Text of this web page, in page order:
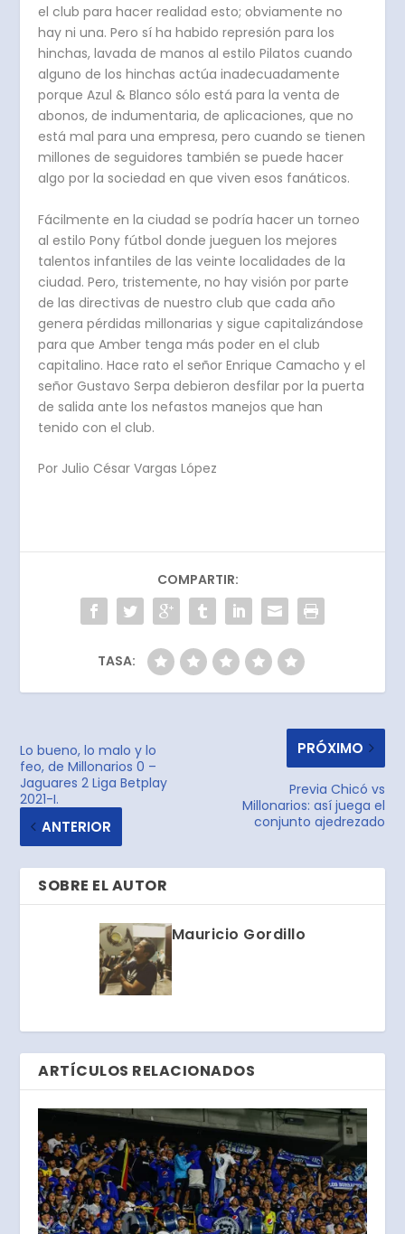
el club para hacer realidad esto; obviamente no
hay ni una. Pero sí ha habido represión para los
hinchas, lavada de manos al estilo Pilatos cuando
alguno de los hinchas actúa inadecuadamente
porque Azul & Blanco sólo está para la venta de
abonos, de indumentaria, de aplicaciones, que no
está mal para una empresa, pero cuando se tienen
millones de seguidores también se puede hacer
algo por la sociedad en que viven esos fanáticos.
Fácilmente en la ciudad se podría hacer un torneo
al estilo Pony fútbol donde jueguen los mejores
talentos infantiles de las veinte localidades de la
ciudad. Pero, tristemente, no hay visión por parte
de las directivas de nuestro club que cada año
genera pérdidas millonarias y sigue capitalizándose
para que Amber tenga más poder en el club
capitalino. Hace rato el señor Enrique Camacho y el
señor Gustavo Serpa debieron desfilar por la puerta
de salida ante los nefastos manejos que han
tenido con el club.
Por Julio César Vargas López
COMPARTIR:
TASA:
Lo bueno, lo malo y lo
feo, de Millonarios 0 –
Jaguares 2 Liga Betplay
2021-I.
ANTERIOR
PRÓXIMO
Previa Chicó vs
Millonarios: así juega el
conjunto ajedrezado
SOBRE EL AUTOR
Mauricio Gordillo
ARTÍCULOS RELACIONADOS